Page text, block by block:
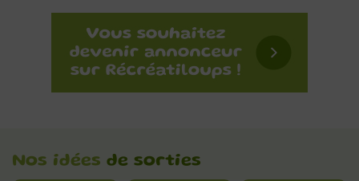
Nos idées de sorties